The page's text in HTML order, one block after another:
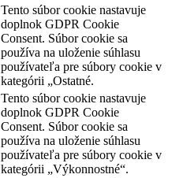
Tento súbor cookie nastavuje
doplnok GDPR Cookie
Consent. Súbor cookie sa
používa na uloženie súhlasu
používateľa pre súbory cookie v
kategórii „Ostatné.
Tento súbor cookie nastavuje
doplnok GDPR Cookie
Consent. Súbor cookie sa
používa na uloženie súhlasu
používateľa pre súbory cookie v
kategórii „Výkonnostné“.